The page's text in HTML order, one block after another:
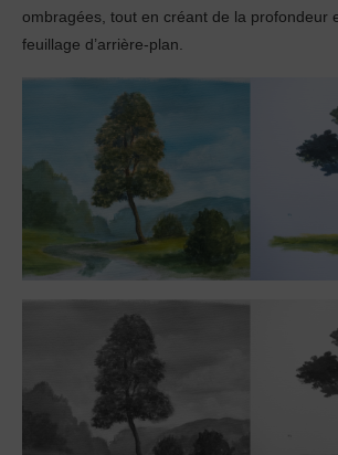
ombragées, tout en créant de la profondeur
feuillage d’arrière-plan.